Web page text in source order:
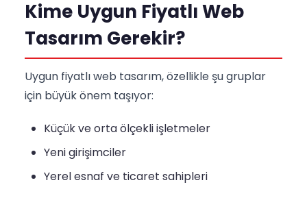
Kime Uygun Fiyatlı Web
Tasarım Gerekir?
Uygun fiyatlı web tasarım, özellikle şu gruplar
için büyük önem taşıyor:
Küçük ve orta ölçekli işletmeler
Yeni girişimciler
Yerel esnaf ve ticaret sahipleri